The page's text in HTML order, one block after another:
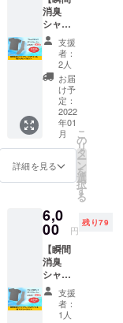
瞬間消
臭靴下
PRONI
CAのサ
イズは
24cmか
ら27cm
です。
※送料込
みのお
値段で
す。
下
PRONI
CA（ホ
ワイ
ト）を
セット
でお届
けしま
す。 定
価定価
17,050
円の商
品をク
グ特別
価格の
でご案
内しま
す。 ※
瞬間消
臭靴下
PRONI
消臭
シャツ
（グ
レー）S
サイズ
＆靴下
（グ
レー）
セッ
ト】 瞬
間消臭
シャツ
PRONI
CA（グ
レー）S
と瞬間
消臭靴
下
PRONI
CA（グ
レー）
をセッ
トでお
届けし
支援
者：
2人
お届
け予
定：
2022
年01
月
詳細を見る
こ
の
リ
タ
ー
ン
を
選
択
す
る
6,0
00 円
残り79
【瞬間
消臭
シャツ
（グ
レー）
Mサイ
支援
者：
1人